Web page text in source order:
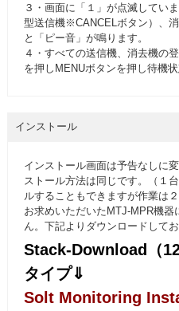
３・画面に「１」が点滅してい
型送信機※CANCELボタン）、
と「ピー音」が鳴ります。
４・すべての送信機、消去機の
を押しMENUボタンを押し待機状
インストール
インストール画面は予告なしに
ストール方法は同じです。（１
ルすることもできますが作業は
お求めいただいたMTJ-MPR機
ん。下記よりダウンロードしてお
Stack-Download（
タイプ⇓
Solt Monitoring